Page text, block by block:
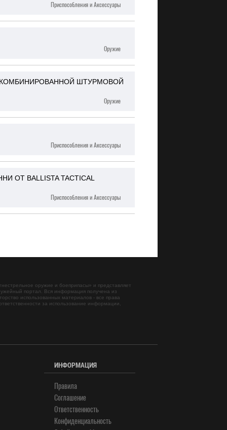
Приспособления и Аксессуары
Оружие
ШТУРМОВОЙ
Оружие
Приспособления и Аксессуары
BALLISTA TACTICAL
Приспособления и Аксессуары
оружие и боеприпасы » и представляет
портал. Вся информация получена из
использованных материалов - все права
за использование информации,
ИНФОРМАЦИЯ
Правила
Соглашение
Ответственность
Конфиденциальность